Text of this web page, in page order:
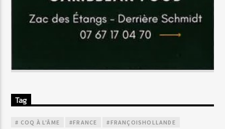
Tag
# COQ À L'ÂME #FRANCE #FRANÇOISHOLLANDE